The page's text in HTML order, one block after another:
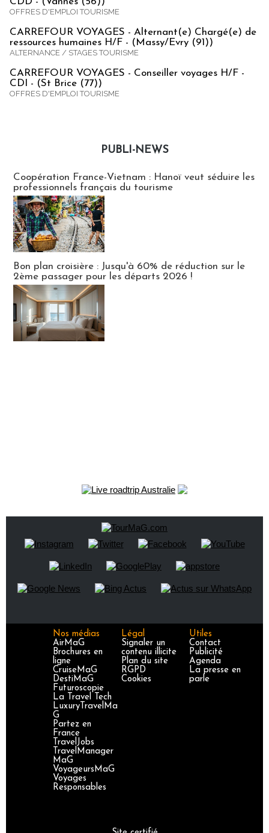
OFFRES D'EMPLOI TOURISME
CARREFOUR VOYAGES - Alternant(e) Chargé(e) de
ressources humaines H/F - (Massy/Evry (91))
ALTERNANCE / STAGES TOURISME
CARREFOUR VOYAGES - Conseiller voyages H/F -
CDI - (St Brice (77))
OFFRES D'EMPLOI TOURISME
PUBLI-NEWS
Coopération France-Vietnam : Hanoï veut séduire les
professionnels français du tourisme
Bon plan croisière : Jusqu'à 60% de réduction sur le
2ème passager pour les départs 2026 !
Nos médias
AirMaG
Brochures en
ligne
CruiseMaG
DestiMaG
Futuroscopie
La Travel Tech
LuxuryTravelMa
G
Partez en
France
TravelJobs
TravelManager
MaG
VoyageursMaG
Voyages
Responsables
Légal
Signaler un
contenu illicite
Plan du site
RGPD
Cookies
Utiles
Contact
Publicité
Agenda
La presse en
parle